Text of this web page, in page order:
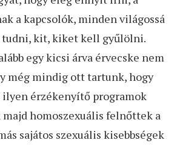
a kapcsolók, minden világossá
tudni, kit, kiket kell gyűlölni.
egy kicsi árva érvecske nem
még mindig ott tartunk, hogy
ilyen érzékenyítő programok
majd homoszexuális felnőttek a
sajátos szexuális kisebbségek